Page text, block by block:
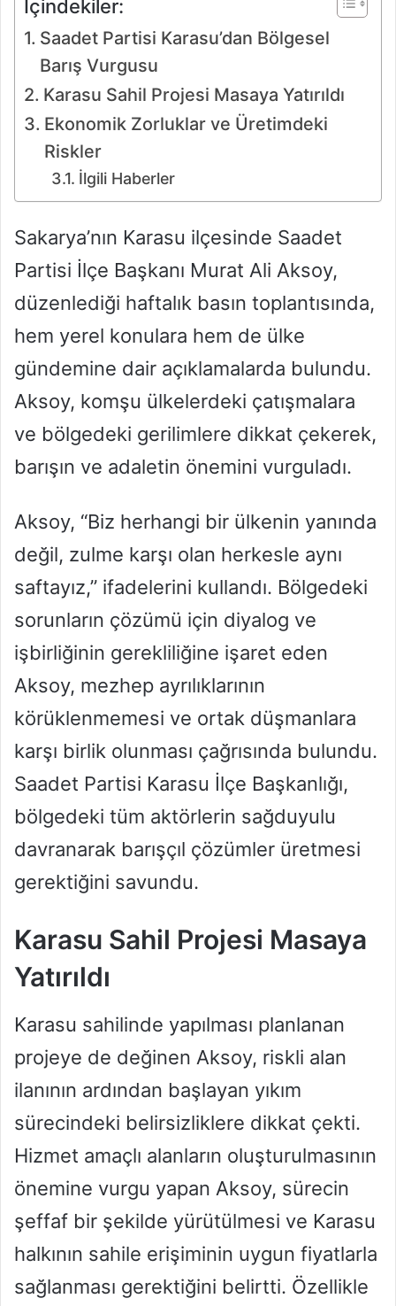
İçindekiler:
Saadet Partisi Karasu’dan Bölgesel
Barış Vurgusu
Karasu Sahil Projesi Masaya Yatırıldı
Ekonomik Zorluklar ve Üretimdeki
Riskler
İlgili Haberler
Sakarya’nın Karasu ilçesinde Saadet
Partisi İlçe Başkanı Murat Ali Aksoy,
düzenlediği haftalık basın toplantısında,
hem yerel konulara hem de ülke
gündemine dair açıklamalarda bulundu.
Aksoy, komşu ülkelerdeki çatışmalara
ve bölgedeki gerilimlere dikkat çekerek,
barışın ve adaletin önemini vurguladı.
Aksoy, “Biz herhangi bir ülkenin yanında
değil, zulme karşı olan herkesle aynı
saftayız,” ifadelerini kullandı. Bölgedeki
sorunların çözümü için diyalog ve
işbirliğinin gerekliliğine işaret eden
Aksoy, mezhep ayrılıklarının
körüklenmemesi ve ortak düşmanlara
karşı birlik olunması çağrısında bulundu.
Saadet Partisi Karasu İlçe Başkanlığı,
bölgedeki tüm aktörlerin sağduyulu
davranarak barışçıl çözümler üretmesi
gerektiğini savundu.
Karasu Sahil Projesi Masaya
Yatırıldı
Karasu sahilinde yapılması planlanan
projeye de değinen Aksoy, riskli alan
ilanının ardından başlayan yıkım
sürecindeki belirsizliklere dikkat çekti.
Hizmet amaçlı alanların oluşturulmasının
önemine vurgu yapan Aksoy, sürecin
şeffaf bir şekilde yürütülmesi ve Karasu
halkının sahile erişiminin uygun fiyatlarla
sağlanması gerektiğini belirtti. Özellikle